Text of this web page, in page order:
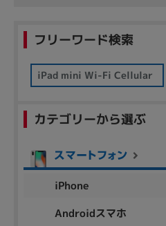
フリーワード検索
カテゴリーから選ぶ
iPhone
Androidスマホ
ランク
商品状態の絞り込み
新品/未使用 中古